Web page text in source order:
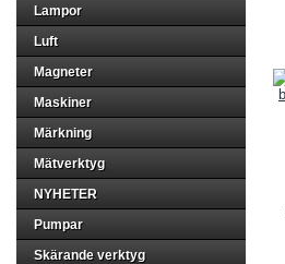
Lampor
Luft
Magneter
Maskiner
Märkning
Mätverktyg
NYHETER
Pumpar
Skärande verktyg